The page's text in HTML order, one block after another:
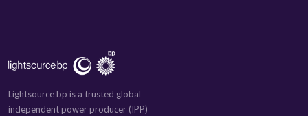
Lightsource bp is a trusted global
independent power producer (IPP)